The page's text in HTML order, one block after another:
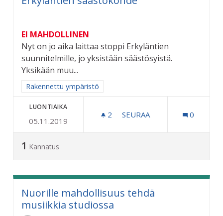
EI MAHDOLLINEN
Nyt on jo aika laittaa stoppi Erkyläntien
suunnitelmille, jo yksistään säästösyistä.
Yksikään muu...
Rajaa tulokset aihepiirin mukaan: Rakennettu ympäristö
Rakennettu ympäristö
LUONTIAIKA
05.11.2019
2 2 SEURAAJAA
SEURAA 0
1 Kannatus
Nuorille mahdollisuus tehdä
musiikkia studiossa